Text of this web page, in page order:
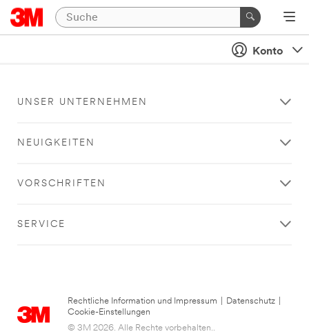
Konto
UNSER UNTERNEHMEN
NEUIGKEITEN
VORSCHRIFTEN
SERVICE
Rechtliche Information und Impressum Datenschutz
Cookie-Einstellungen
© 3M 2026. Alle Rechte vorbehalten..